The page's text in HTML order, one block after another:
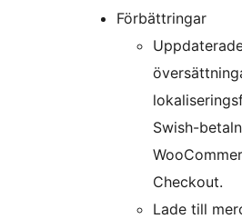
Förbättringar
Swish-
Checkout.
Lade till